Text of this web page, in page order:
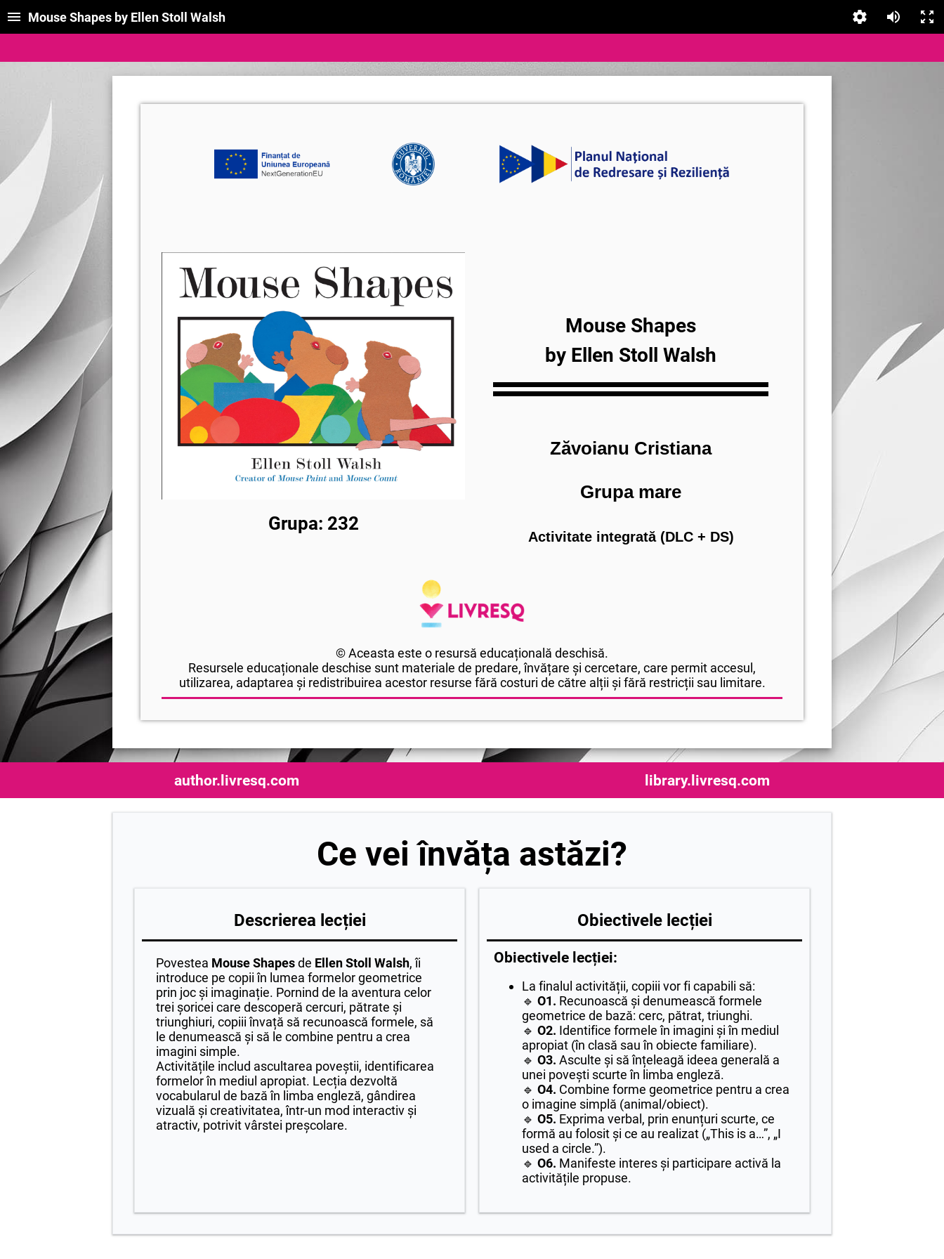
Mouse Shapes by Ellen Stoll Walsh
Grupa: 232
Mouse Shapes
by Ellen Stoll Walsh
Zăvoianu Cristiana
Grupa mare
Activitate integrată (DLC + DS)
© Aceasta este o resursă educațională deschisă.
Resursele educaționale deschise sunt materiale de predare, învățare și cercetare, care permit accesul,
utilizarea, adaptarea și redistribuirea acestor resurse fără costuri de către alții și fără restricții sau limitare.
author.livresq.com library.livresq.com
Ce vei învăța astăzi?
Descrierea lecției
Povestea Mouse Shapesde Ellen Stoll Walsh, îi
introduce pe copii în lumea formelor geometrice
prin joc și imaginație. Pornind de la aventura celor
trei șoricei care descoperă cercuri, pătrate și
triunghiuri, copiii învață să recunoască formele, să
le denumească și să le combine pentru a crea
imagini simple.
Activitățile includ ascultarea poveștii, identificarea
formelor în mediul apropiat. Lecția dezvoltă
vocabularul de bază în limba engleză, gândirea
vizuală și creativitatea, într-un mod interactiv și
atractiv, potrivit vârstei preșcolare.
Obiectivele lecției
Obiectivele lecției:
La finalul activității, copiii vor fi capabili să:
🔹 O1. Recunoască și denumească formele
geometrice de bază: cerc, pătrat, triunghi.
🔹 O2. Identifice formele în imagini și în mediul
apropiat (în clasă sau în obiecte familiare).
🔹 O3. Asculte și să înțeleagă ideea generală a
unei povești scurte în limba engleză.
🔹 O4. Combine forme geometrice pentru a crea
o imagine simplă (animal/obiect).
🔹 O5. Exprima verbal, prin enunțuri scurte, ce
formă au folosit și ce au realizat („This is a…”, „I
used a circle.”).
🔹 O6. Manifeste interes și participare activă la
activitățile propuse.